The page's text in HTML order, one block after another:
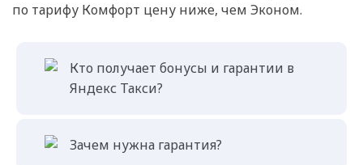
по тарифу Комфорт цену ниже, чем Эконом.
Кто получает бонусы и гарантии в
Яндекс Такси?
Зачем нужна гарантия?